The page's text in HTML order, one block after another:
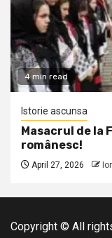
4 min read
Istorie ascunsa
Masacrul de la
românesc!
April 27, 2026
Copyright © All